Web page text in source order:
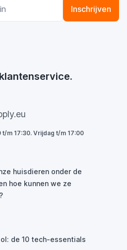
Inschrijven
m 17:30. Vrijdag t/m 17:00
huisdieren onder de
hoe kunnen we ze
de 10 tech-essentials